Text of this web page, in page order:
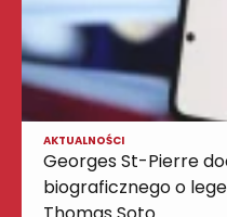
AKTUALNOŚCI
Georges St-Pierre
biograficznego o